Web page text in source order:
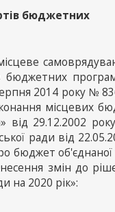
бюджетних
бюджетних
2014 року №
місцевих
від 29.12.2002
ради від
об'єднаної
змін до
на 2020 рік»: